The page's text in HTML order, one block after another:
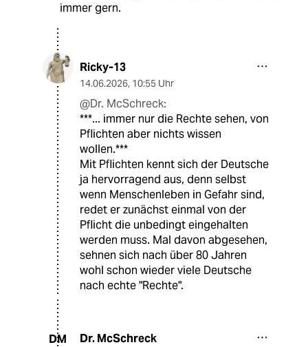
immer gern.
Ricky-13
14.06.2026, 10:55 Uhr
@Dr. McSchreck:
***... immer nur die Rechte sehen, von
Pflichten aber nichts wissen
wollen.***
Mit Pflichten kennt sich der Deutsche
ja hervorragend aus, denn selbst
wenn Menschenleben in Gefahr sind,
redet er zunächst einmal von der
Pflicht die unbedingt eingehalten
werden muss. Mal davon abgesehen,
sehnen sich nach über 80 Jahren
wohl schon wieder viele Deutsche
nach echte "Rechte".
DM Dr. McSchreck